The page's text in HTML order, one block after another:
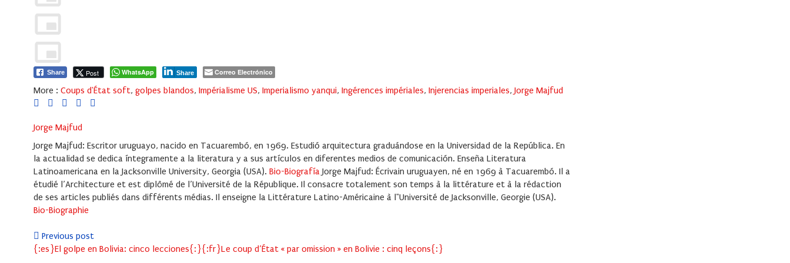
Share Post WhatsApp Share Correo Electrónico
More : Coups d'État soft, golpes blandos, Impérialisme US, Imperialismo yanqui, Ingérences impériales, Injerencias imperiales, Jorge Majfud
Jorge Majfud
Jorge Majfud: Escritor uruguayo, nacido en Tacuarembó, en 1969. Estudió arquitectura graduándose en la Universidad de la República. En
la actualidad se dedica íntegramente a la literatura y a sus artículos en diferentes medios de comunicación. Enseña Literatura
Latinoamericana en la Jacksonville University, Georgia (USA). Bio-Biografía Jorge Majfud: Écrivain uruguayen, né en 1969 à Tacuarembó. Il a
étudié l’Architecture et est diplômé de l’Université de la République. Il consacre totalement son temps à la littérature et à la rédaction
de ses articles publiés dans différents médias. Il enseigne la Littérature Latino-Américaine à l"Université de Jacksonville, Georgie (USA).
Bio-Biographie
Previous post
{:es}El golpe en Bolivia: cinco lecciones{:}{:fr}Le coup d’État « par omission » en Bolivie : cinq leçons{:}